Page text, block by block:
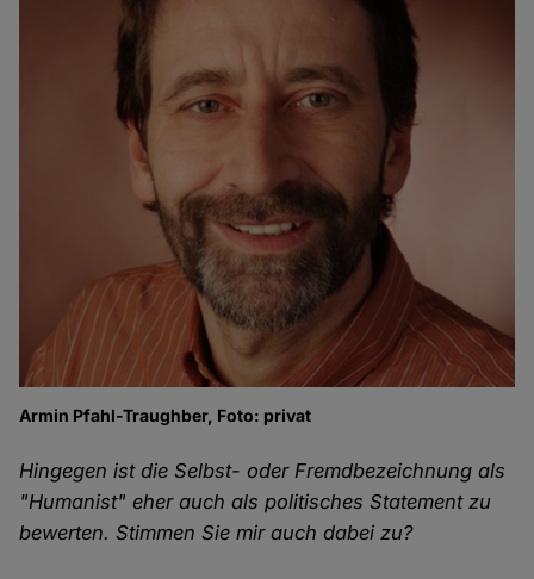
Armin Pfahl-Traughber, Foto: privat
Hingegen ist die Selbst- oder Fremdbezeichnung als
"Humanist" eher auch als politisches Statement zu
bewerten. Stimmen Sie mir auch dabei zu?